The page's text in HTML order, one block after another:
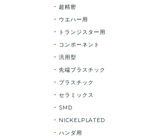
超精密
ウエハー用
トランジスター用
コンポーネント
汎用型
先端プラスチック
プラスチック
セラミックス
SMD
NICKELPLATED
ハンダ用